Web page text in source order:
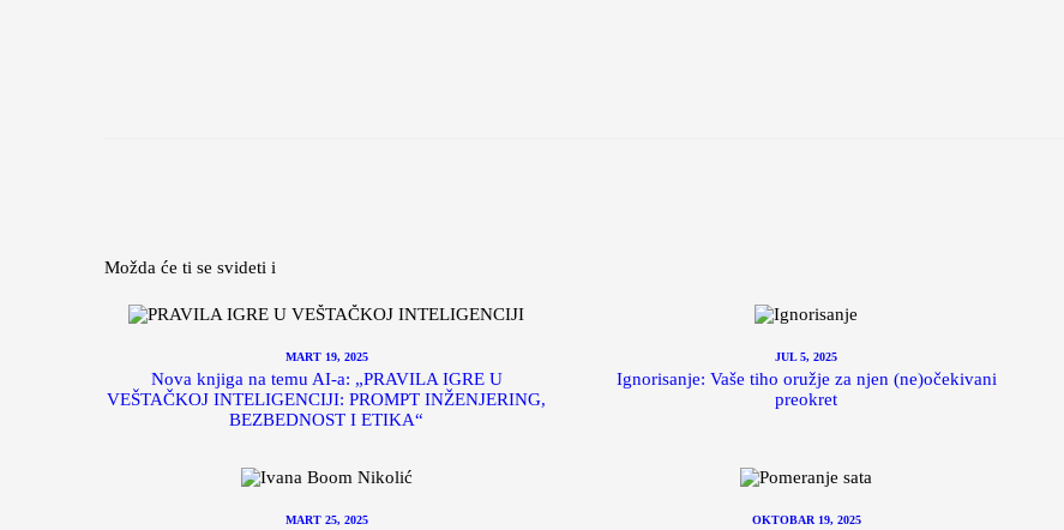
Možda će ti se svideti i
MART 19, 2025
Nova knjiga na temu AI-a: „PRAVILA IGRE U
VEŠTAČKOJ INTELIGENCIJI: PROMPT INŽENJERING,
BEZBEDNOST I ETIKA“
JUL 5, 2025
Ignorisanje: Vaše tiho oružje za njen (ne)očekivani
preokret
MART 25, 2025 OKTOBAR 19, 2025